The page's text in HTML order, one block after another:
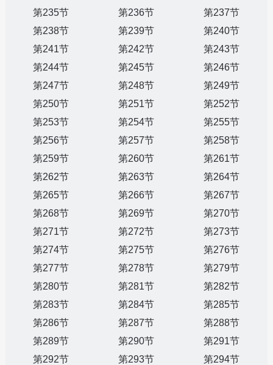
第235节
第236节
第237节
第238节
第239节
第240节
第241节
第242节
第243节
第244节
第245节
第246节
第247节
第248节
第249节
第250节
第251节
第252节
第253节
第254节
第255节
第256节
第257节
第258节
第259节
第260节
第261节
第262节
第263节
第264节
第265节
第266节
第267节
第268节
第269节
第270节
第271节
第272节
第273节
第274节
第275节
第276节
第277节
第278节
第279节
第280节
第281节
第282节
第283节
第284节
第285节
第286节
第287节
第288节
第289节
第290节
第291节
第292节
第293节
第294节